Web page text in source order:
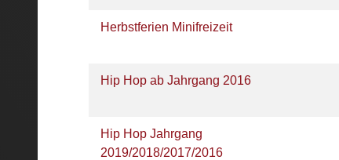
Herbstferien Minifreizeit
Hip Hop ab Jahrgang 2016
Hip Hop Jahrgang
2019/2018/2017/2016